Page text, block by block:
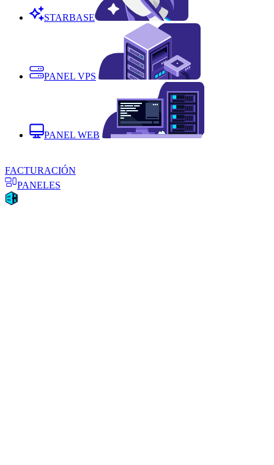
STARBASE
PANEL VPS
PANEL WEB
FACTURACIÓN
PANELES